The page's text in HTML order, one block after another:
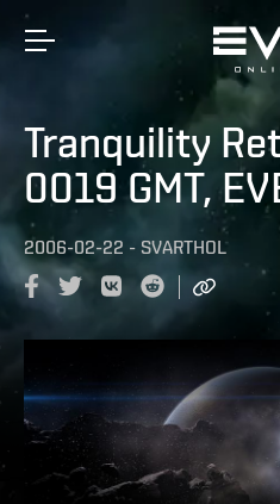
Tranquility
0019 GMT,
2006-02-22 - SVARTHOL